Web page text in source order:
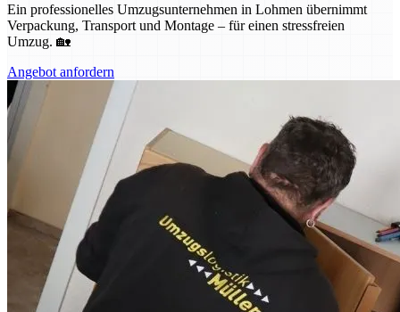
Ein professionelles Umzugsunternehmen in Lohmen übernimmt
Verpackung, Transport und Montage – für einen stressfreien
Umzug. 🏡
Angebot anfordern